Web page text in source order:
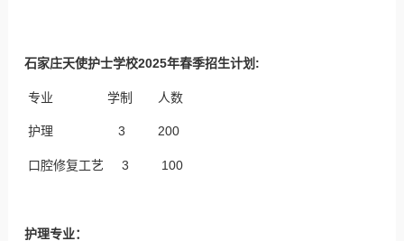
石家庄天使护士学校2025年春季招生计划:
专业 学制 人数
护理 3 200
口腔修复工艺 3 100
护理专业：